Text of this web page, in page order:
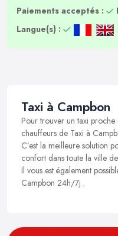
Paiements acceptés :
Langue(s) :
Taxi à Campbon
Pour trouver un taxi
chauffeurs de Taxi à
C’est la meilleure solution
confort dans toute la ville
Il vous est également
Campbon 24h/7j .